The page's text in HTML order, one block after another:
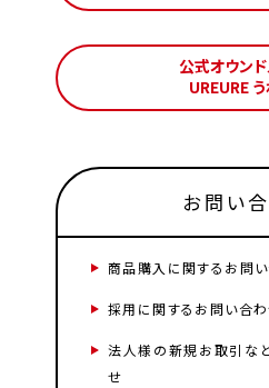
公式オウンド
UREURE
お問い
商品購入に関するお問
採用に関するお問い合
法人様の新規お取引な
せ